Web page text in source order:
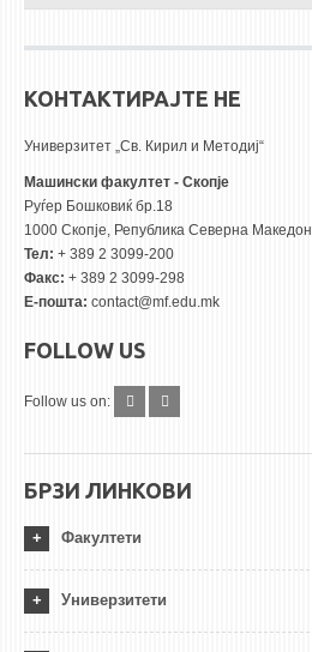
КОНТАКТИРАЈТЕ НЕ
Универзитет „Св. Кирил и Методиј“
Машински факултет - Скопје
Руѓер Бошковиќ бр.18
1000 Скопје, Република Северна
Тел: + 389 2 3099-200
Факс: + 389 2 3099-298
Е-пошта: contact@mf.edu.mk
FOLLOW US
Follow us on:
БРЗИ ЛИНКОВИ
Факултети
Универзитети